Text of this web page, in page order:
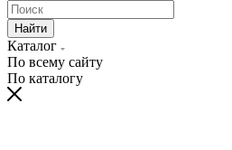
Найти
Каталог
По всему сайту
По каталогу